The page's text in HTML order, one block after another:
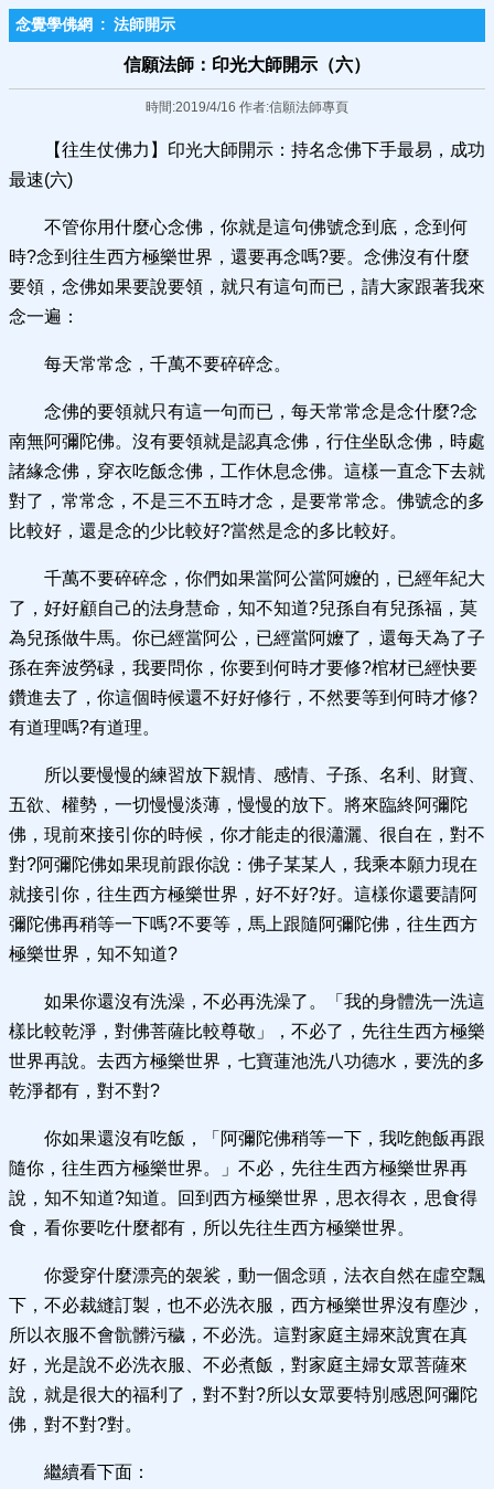
念覺學佛網 : 法師開示
信願法師：印光大師開示（六）
時間:2019/4/16 作者:信願法師專頁
【往生仗佛力】印光大師開示：持名念佛下手最易，成功
最速(六)
不管你用什麼心念佛，你就是這句佛號念到底，念到何
時?念到往生西方極樂世界，還要再念嗎?要。念佛沒有什麼
要領，念佛如果要說要領，就只有這句而已，請大家跟著我來
念一遍：
每天常常念，千萬不要碎碎念。
念佛的要領就只有這一句而已，每天常常念是念什麼?念
南無阿彌陀佛。沒有要領就是認真念佛，行住坐臥念佛，時處
諸緣念佛，穿衣吃飯念佛，工作休息念佛。這樣一直念下去就
對了，常常念，不是三不五時才念，是要常常念。佛號念的多
比較好，還是念的少比較好?當然是念的多比較好。
千萬不要碎碎念，你們如果當阿公當阿嬤的，已經年紀大
了，好好顧自己的法身慧命，知不知道?兒孫自有兒孫福，莫
為兒孫做牛馬。你已經當阿公，已經當阿嬤了，還每天為了子
孫在奔波勞碌，我要問你，你要到何時才要修?棺材已經快要
鑽進去了，你這個時候還不好好修行，不然要等到何時才修?
有道理嗎?有道理。
所以要慢慢的練習放下親情、感情、子孫、名利、財寶、
五欲、權勢，一切慢慢淡薄，慢慢的放下。將來臨終阿彌陀
佛，現前來接引你的時候，你才能走的很瀟灑、很自在，對不
對?阿彌陀佛如果現前跟你說：佛子某某人，我乘本願力現在
就接引你，往生西方極樂世界，好不好?好。這樣你還要請阿
彌陀佛再稍等一下嗎?不要等，馬上跟隨阿彌陀佛，往生西方
極樂世界，知不知道?
如果你還沒有洗澡，不必再洗澡了。「我的身體洗一洗這
樣比較乾淨，對佛菩薩比較尊敬」，不必了，先往生西方極樂
世界再說。去西方極樂世界，七寶蓮池洗八功德水，要洗的多
乾淨都有，對不對?
你如果還沒有吃飯，「阿彌陀佛稍等一下，我吃飽飯再跟
隨你，往生西方極樂世界。」不必，先往生西方極樂世界再
說，知不知道?知道。回到西方極樂世界，思衣得衣，思食得
食，看你要吃什麼都有，所以先往生西方極樂世界。
你愛穿什麼漂亮的袈裟，動一個念頭，法衣自然在虛空飄
下，不必裁縫訂製，也不必洗衣服，西方極樂世界沒有塵沙，
所以衣服不會骯髒污穢，不必洗。這對家庭主婦來說實在真
好，光是說不必洗衣服、不必煮飯，對家庭主婦女眾菩薩來
說，就是很大的福利了，對不對?所以女眾要特別感恩阿彌陀
佛，對不對?對。
繼續看下面：